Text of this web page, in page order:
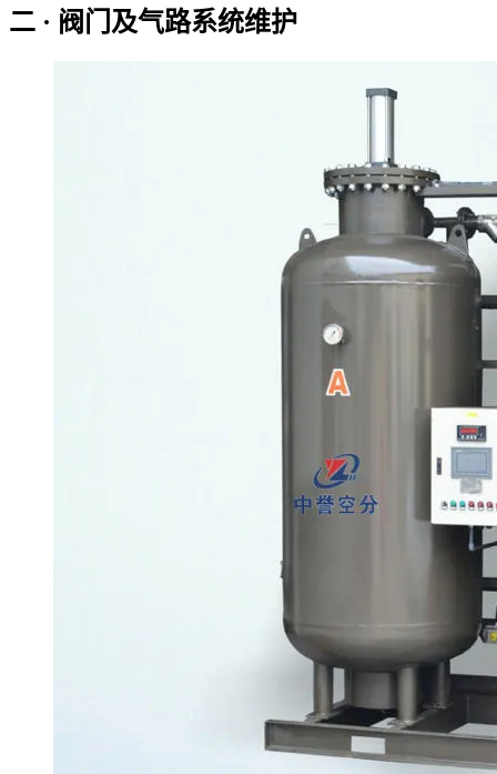
二 · 阀门及气路系统维护